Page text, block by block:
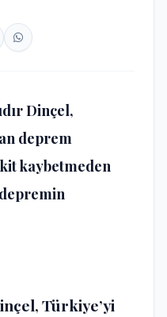
Dinçel,
deprem
kaybetmeden
Türkiye’yi